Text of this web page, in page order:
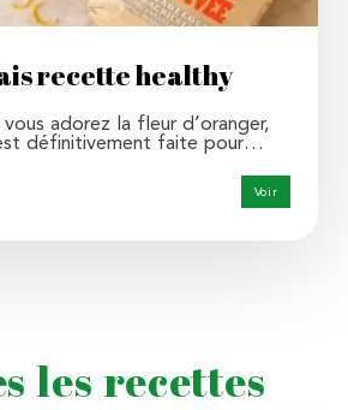
recette healthy
vous adorez la fleur d’oranger,
définitivement faite pour…
Voir
les recettes